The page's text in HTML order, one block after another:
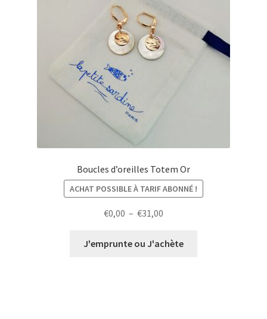
Boucles d’oreilles Totem Or
ACHAT POSSIBLE À TARIF ABONNÉ !
€0,00 – €31,00
prix :
J'emprunte ou J'achète